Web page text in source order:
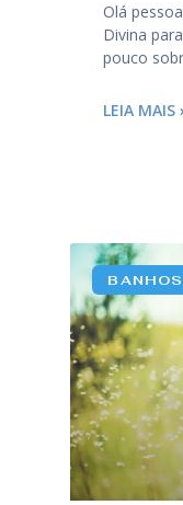
Olá
Divina
pouco
LEIA MAIS